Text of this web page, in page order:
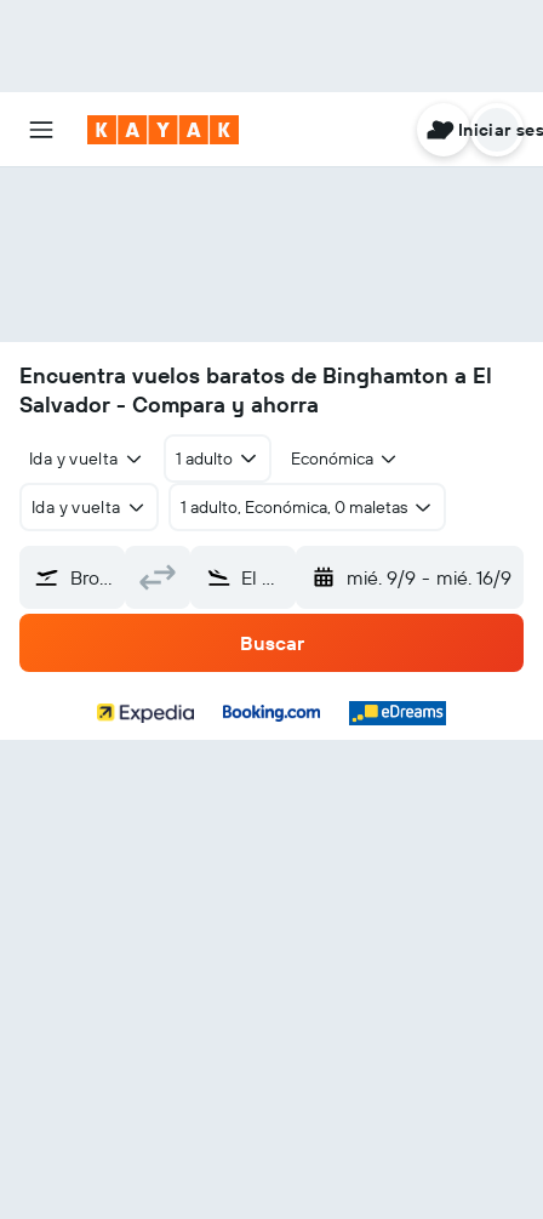
Iniciar
Encuentra vuelos baratos de Binghamton a El
Salvador - Compara y ahorra
Ida y vuelta 1 adulto Económica
Ida y vuelta 1 adulto, Económica, 0 maletas
Broome County (BGM) El Salvador mié. 9/9 - mié. 16/9
Buscar